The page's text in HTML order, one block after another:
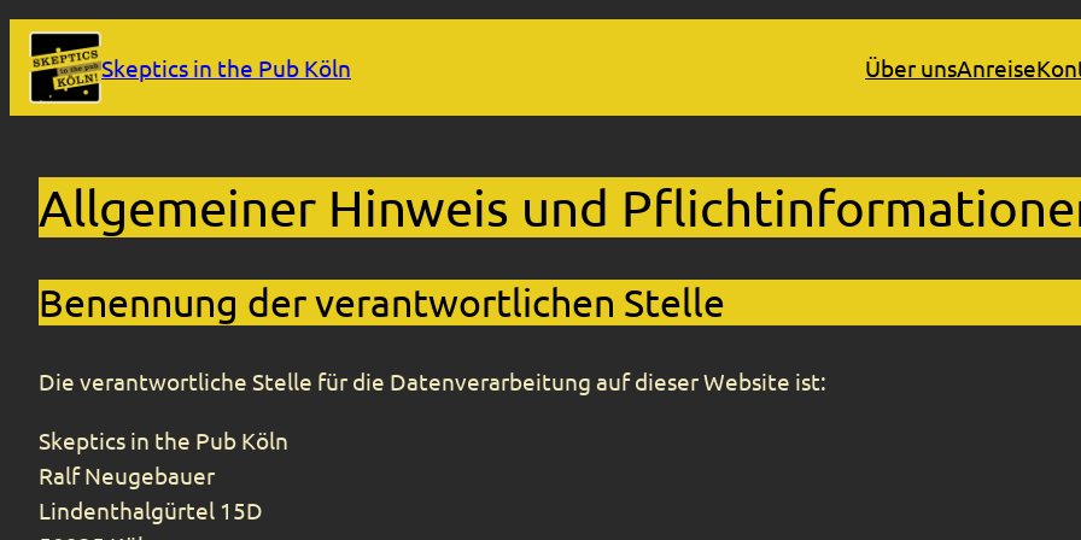
Zum
Inhalt
springen
Skeptics in the Pub Köln Über unsAnreise
Allgemeiner Hinweis und
Benennung der verantwortlichen Stelle
Die verantwortliche Stelle für die Datenverarbeitung auf dieser Website ist:
Skeptics in the Pub Köln
Ralf Neugebauer
Lindenthalgürtel 15D